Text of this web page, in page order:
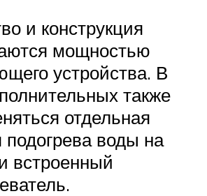
и конструкция
мощностью
устройства. В
также
отдельная
подогрева воды на
встроенный